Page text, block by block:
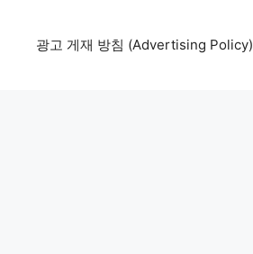
광고 게재 방침 (Advertising Policy)